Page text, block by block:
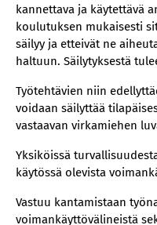
kannettava ja käytettävä
koulutuksen mukaisesti
säilyy ja etteivät ne
haltuun. Säilytyksestä
Työtehtävien niin
voidaan säilyttää
vastaavan virkamiehen
Yksiköissä
käytössä olevista
Vastuu kantamistaan
voimankäyttövälineistä